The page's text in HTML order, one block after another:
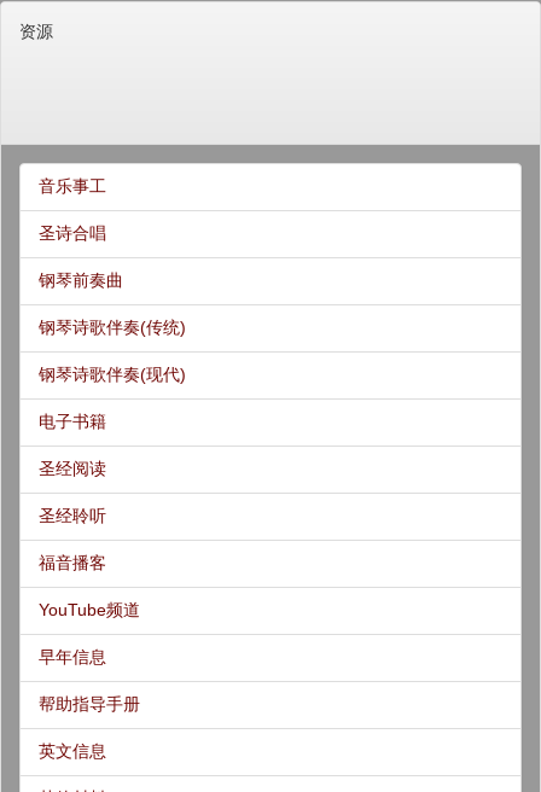
资源
音乐事工
圣诗合唱
钢琴前奏曲
钢琴诗歌伴奏(传统)
钢琴诗歌伴奏(现代)
电子书籍
圣经阅读
圣经聆听
福音播客
YouTube频道
早年信息
帮助指导手册
英文信息